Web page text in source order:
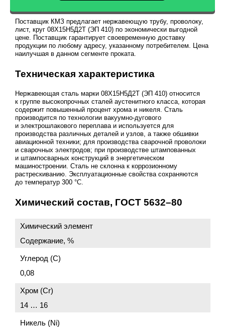
Поставщик КМЗ предлагает нержавеющую трубу, проволоку,
лист, круг 08Х15Н5Д2Т (ЭП 410) по экономически выгодной
цене. Поставщик гарантирует своевременную доставку
продукции по любому адресу, указанному потребителем. Цена
наилучшая в данном сегменте проката.
Техническая характеристика
Нержавеющая сталь марки 08Х15Н5Д2Т (ЭП 410) относится
к группе высокопрочных сталей аустенитного класса, которая
содержит повышенный процент хрома и никеля. Сталь
производится по технологии вакуумно-дугового
и электрошлакового переплава и используется для
производства различных деталей и узлов, а также обшивки
авиационной техники; для производства сварочной проволоки
и сварочных электродов; при производстве штампованных
и штампосварных конструкций в энергетическом
машиностроении. Сталь не склонна к коррозионному
растрескиванию. Эксплуатационные свойства сохраняются
до температур 300 °C.
Химический состав, ГОСТ 5632–80
Химический элемент
Содержание, %
Углерод (С)
0,08
Хром (Cr)
14 … 16
Никель (Ni)